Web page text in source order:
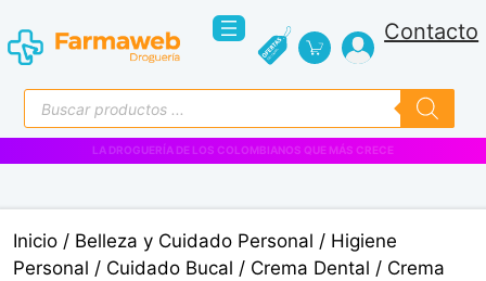
al
contenido
Contacto
Búsqueda
de
productos
VENTAS EMPRESARIALES
Inicio / Belleza y Cuidado Personal / Higiene
Personal / Cuidado Bucal / Crema Dental / Crema